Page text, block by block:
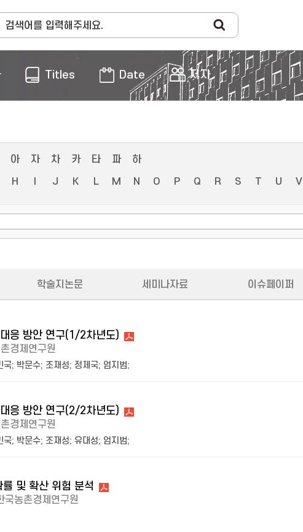
Titles Date 저자
아 자 차 카 타 파
하
H J K L M N O P Q R S T U V
학술지논문 세미나자료 이슈페이퍼
응 방안 연구(1/2차년도)
경제연구원
국; 박문수; 조재성; 정제국; 엄지범;
응 방안 연구(2/2차년도)
경제연구원
국; 박문수; 조재성; 유대성; 엄지범;
및 확산 위험 분석
국농촌경제연구원